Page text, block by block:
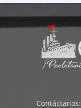
Contáctanos: